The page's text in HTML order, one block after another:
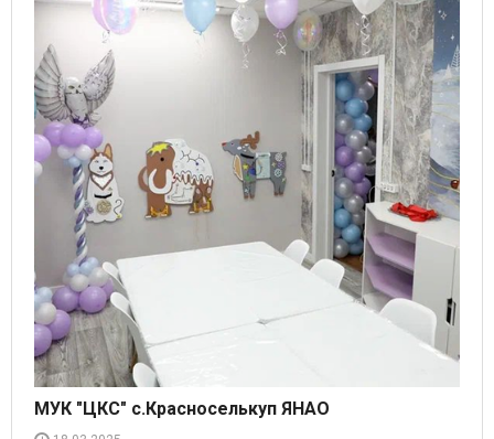
МУК "ЦКС" с.Красноселькуп ЯНАО